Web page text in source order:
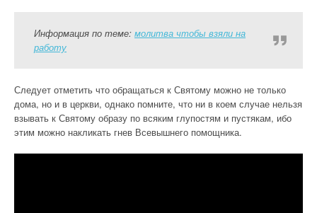
Информация по теме: молитва чтобы взяли на
работу
Следует отметить что обращаться к Святому можно не только
дома, но и в церкви, однако помните, что ни в коем случае нельзя
взывать к Святому образу по всяким глупостям и пустякам, ибо
этим можно накликать гнев Всевышнего помощника.